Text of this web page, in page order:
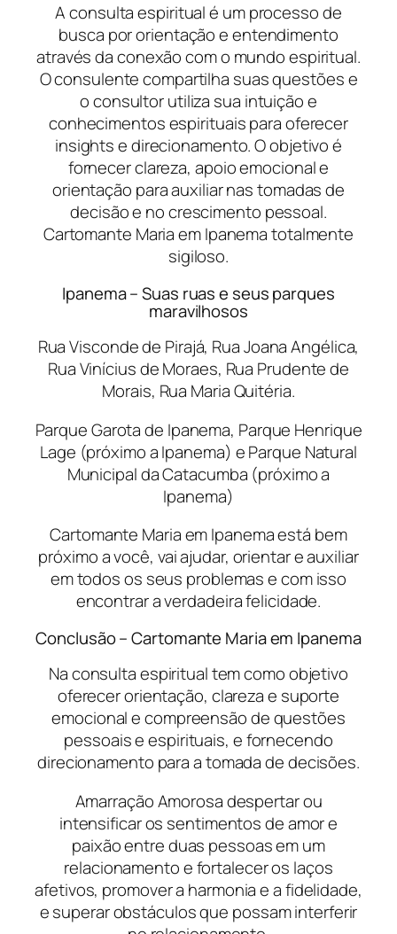
A consulta espiritual é um processo de
busca por orientação e entendimento
através da conexão com o mundo espiritual.
O consulente compartilha suas questões e
o consultor utiliza sua intuição e
conhecimentos espirituais para oferecer
insights e direcionamento. O objetivo é
fornecer clareza, apoio emocional e
orientação para auxiliar nas tomadas de
decisão e no crescimento pessoal.
Cartomante Maria em Ipanema totalmente
sigiloso.
Ipanema – Suas ruas e seus parques
maravilhosos
Rua Visconde de Pirajá, Rua Joana Angélica,
Rua Vinícius de Moraes, Rua Prudente de
Morais, Rua Maria Quitéria.
Parque Garota de Ipanema, Parque Henrique
Lage (próximo a Ipanema) e Parque Natural
Municipal da Catacumba (próximo a
Ipanema)
Cartomante Maria em Ipanema está bem
próximo a você, vai ajudar, orientar e auxiliar
em todos os seus problemas e com isso
encontrar a verdadeira felicidade.
Conclusão – Cartomante Maria em Ipanema
Na consulta espiritual tem como objetivo
oferecer orientação, clareza e suporte
emocional e compreensão de questões
pessoais e espirituais, e fornecendo
direcionamento para a tomada de decisões.
Amarração Amorosa despertar ou
intensificar os sentimentos de amor e
paixão entre duas pessoas em um
relacionamento e fortalecer os laços
afetivos, promover a harmonia e a fidelidade,
e superar obstáculos que possam interferir